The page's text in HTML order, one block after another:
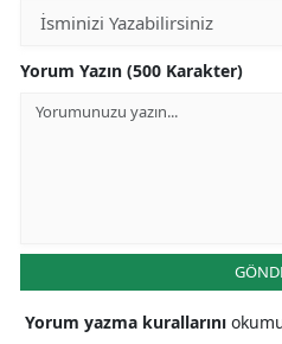
Yorum Yazın (500 Karakter)
Yorum yazma kurallarını